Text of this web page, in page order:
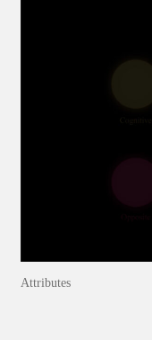
Attributes